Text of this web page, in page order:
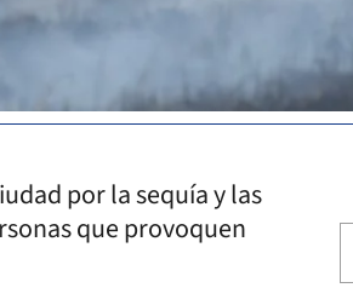
por la sequía y las
que provoquen